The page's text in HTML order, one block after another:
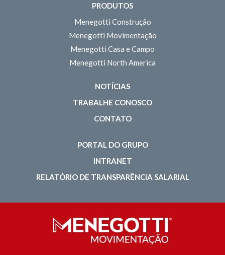
PRODUTOS
Menegotti Construção
Menegotti Movimentação
Menegotti Casa e Campo
Menegotti North America
NOTÍCIAS
TRABALHE CONOSCO
CONTATO
PORTAL DO GRUPO
INTRANET
RELATÓRIO DE TRANSPARÊNCIA SALARIAL